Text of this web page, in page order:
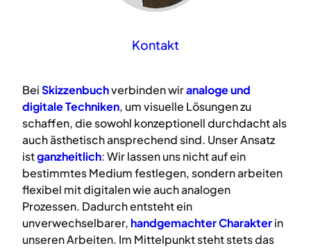
Kontakt
BeiSkizzenbuchverbinden wiranalogeund
digitaleTechniken, um visuelle Lösungen zu
schaffen, die sowohl konzeptionell durchdacht als
auch ästhetisch ansprechend sind. Unser Ansatz
istganzheitlich: Wir lassen uns nicht auf ein
bestimmtes Medium festlegen, sondern arbeiten
flexibel mit digitalen wie auch analogen
Prozessen. Dadurch entsteht ein
unverwechselbarer, handgemachter Charakterin
unseren Arbeiten. Im Mittelpunkt steht stets das